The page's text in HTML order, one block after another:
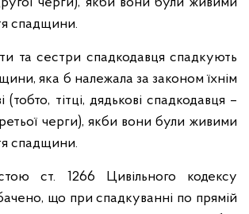
спадщини.
та сестри спадкодавця спадкують
яка б належала за законом їхнім
(тобто, тітці, дядькові спадкодавця –
черги), якби вони були живими
спадщини.
ст. 1266 Цивільного кодексу
що при спадкуванні по прямій